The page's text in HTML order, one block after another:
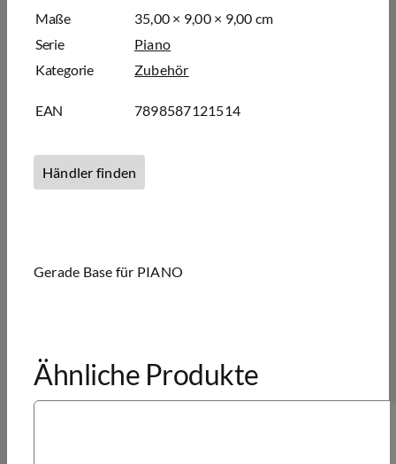
Maße
35,00 × 9,00 × 9,00 cm
Serie
Piano
Kategorie
Zubehör
EAN 7898587121514
Händler finden
Gerade Base für PIANO
Ähnliche Produkte